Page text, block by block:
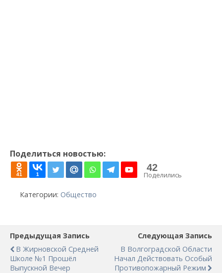
Поделиться новостью:
41 1
42
Поделились
Категории: Общество
Предыдущая Запись
В Жирновской Средней
Школе №1 Прошёл
Выпускной Вечер
Следующая Запись
В Волгоградской Области
Начал Действовать Особый
Противопожарный Режим